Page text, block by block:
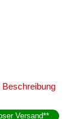
Beschreibung
Versand**